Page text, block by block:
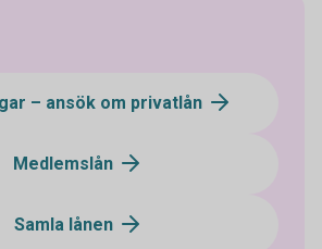
– ansök om privatlån
Medlemslån
Samla lånen